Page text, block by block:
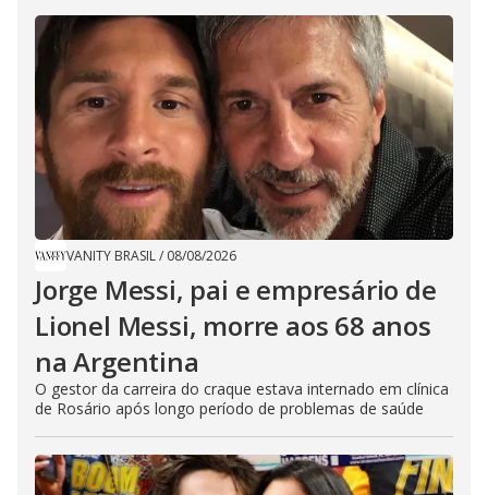
VANITY BRASIL/ 08/08/2026
Jorge Messi, pai e empresário de
Lionel Messi, morre aos 68 anos
na Argentina
O gestor da carreira do craque estava internado em clínica
de Rosário após longo período de problemas de saúde